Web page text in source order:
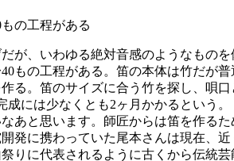
の工程がある
が、いわゆる絶対音感のようなものを
もの工程がある。笛の本体は竹だが
る。笛のサイズに合う竹を探し、唄
には少なくとも2ヶ月かかるという。
なあと思います。師匠からは笛を作る
発に携わっていた尾本さんは現在、
祭りに代表されるように古くから伝統